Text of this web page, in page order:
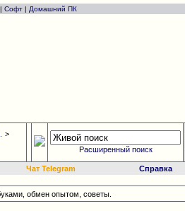
| Софт | Домашний ПК
>
Расширенный поиск
Чат Telegram Справка
обмен опытом, советы.